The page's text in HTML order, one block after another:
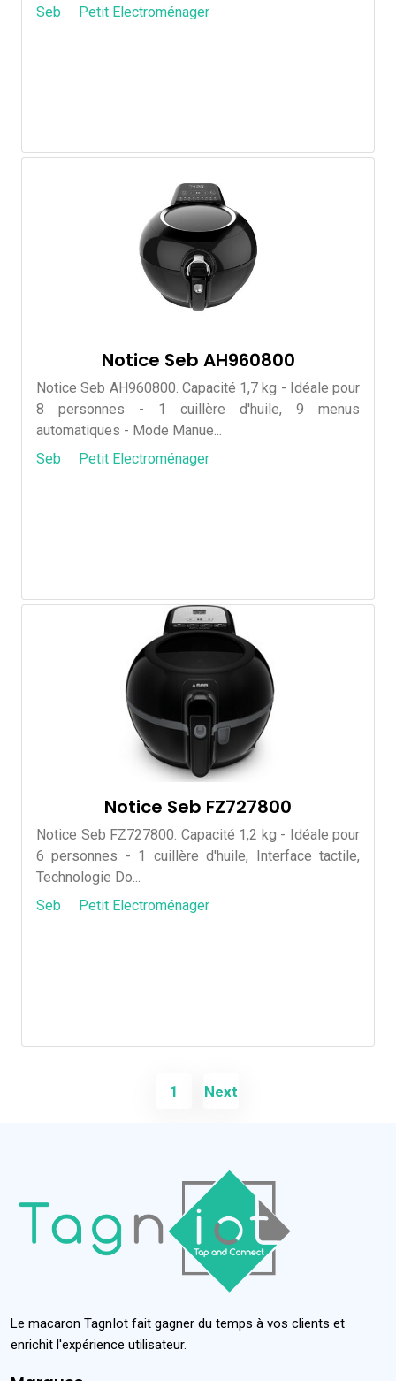
Seb
Petit Electroménager
Notice Seb AH960800
Notice Seb AH960800. Capacité 1,7 kg - Idéale pour
8 personnes - 1 cuillère d'huile, 9 menus
automatiques - Mode Manue...
Seb
Petit Electroménager
Notice Seb FZ727800
Notice Seb FZ727800. Capacité 1,2 kg - Idéale pour
6 personnes - 1 cuillère d'huile, Interface tactile,
Technologie Do...
Seb
Petit Electroménager
1 Next
Le macaron TagnIot fait gagner du temps à vos clients et
enrichit l'expérience utilisateur.